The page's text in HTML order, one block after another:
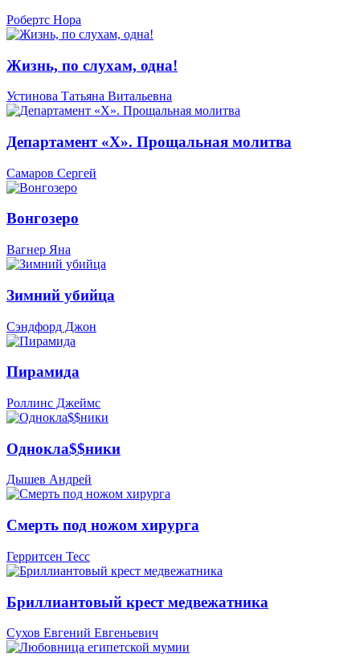
Робертс Нора
Жизнь, по слухам, одна!
Устинова Татьяна Витальевна
Департамент «Х». Прощальная молитва
Самаров Сергей
Вонгозеро
Вагнер Яна
Зимний убийца
Сэндфорд Джон
Пирамида
Роллинс Джеймс
Однокла$$ники
Дышев Андрей
Смерть под ножом хирурга
Герритсен Тесс
Бриллиантовый крест медвежатника
Сухов Евгений Евгеньевич